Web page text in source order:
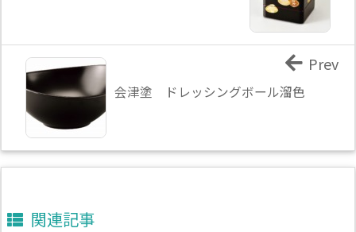
会津塗 ドレッシングボール溜色
Prev
関連記事